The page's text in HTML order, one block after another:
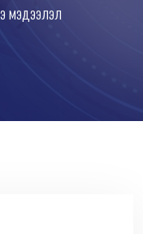
мэдээлэл